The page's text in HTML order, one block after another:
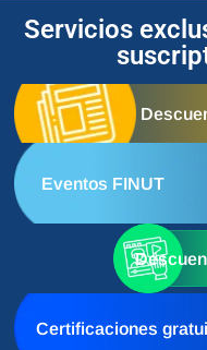
Servicios
Eventos FINUT
Certificaciones